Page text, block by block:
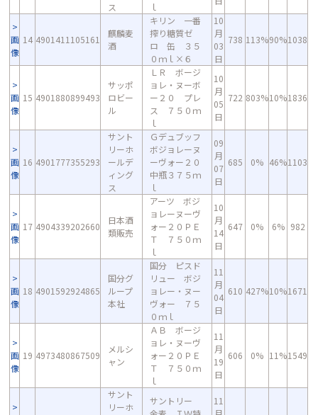
ス
ｌ
画
像
14 4901411105161
麒麟麦
酒
キリン 一番
搾り糖質ゼ
ロ 缶 ３５
０ｍｌ×６
10
月
03
日
738 113%90%1038
画
像
15 4901880899493
サッポ
ロビー
ル
ＬＲ ボージ
ョレ・ヌーボ
ー２０ プレ
ス ７５０ｍ
ｌ
10
月
05
日
722 803%10%1836
画
像
16 4901777355293
サント
リーホ
ールデ
ィング
ス
Ｇデュブッフ
ボジョレーヌ
ーヴォー２０
中瓶３７５ｍ
ｌ
09
月
07
日
685 0% 46%1103
画
像
17 4904339202660
日本酒
類販売
アーツ ボジ
ョレーヌーヴ
ォー２０ＰＥ
Ｔ ７５０ｍ
ｌ
10
月
14
日
647 0% 6% 982
画
像
18 4901592924865
国分グ
ループ
本社
国分 ピスド
リュー ボジ
ョレー・ヌー
ヴォー ７５
０ｍｌ
11
月
04
日
610 427%10%1671
画
像
19 4973480867509
メルシ
ャン
ＡＢ ボージ
ョレ・ヌーヴ
ォー２０ＰＥ
Ｔ ７５０ｍ
ｌ
11
月
19
日
606 0% 11%1549
サント
リーホ
サントリー
11